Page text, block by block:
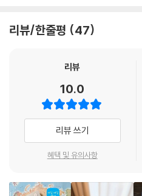
게일이 간호사로 참전한 크림전쟁. 그
참전하기 위해서. 그런데 영국 당국은
백인 병사를 치료하게 할 순 없다는
고 영국 당국을 통하지 않고 직접 크
어 야전병원을 세우고 부상당한 병사
---「05월 14일」중에서
망에 파라과이는 전쟁을 일으킨다. 무
이렇게 생각을 바꿔 보면 어떨까? 옛
것이다. 이 넓은 우주 속 외로운 지구
한 일을 겪고 있다면 천 년 전 북아프
복을 느끼지 않았을까요?”라는 질문
하루를 어떻게 살아 냈을지 역사 여행
식은 이렇다. 일 년 365일 모든 날들
중요한 사건을 부여하여 하나의 시간
바로 이 책 《그날의 세계사》이다. 현
날카로운 입담을 자랑하는 썬킴의 탄
리뷰/한줄평 47
리뷰
10.0
리뷰 쓰기
혜택 및 유의사항